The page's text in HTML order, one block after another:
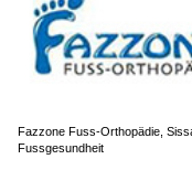
Fazzone Fuss-Orthopädie,
Fussgesundheit